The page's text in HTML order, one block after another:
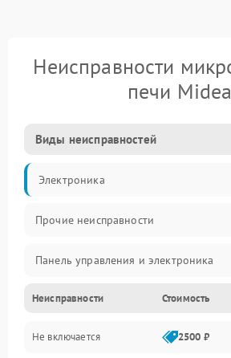
Неисправности
печи Midea
Виды неисправностей
Электроника
Прочие неисправности
Панель управления и электроника
Дверца и корпус
Механика и внутренние элементы
Неисправности Стоимость
Не включается 2500 ₽